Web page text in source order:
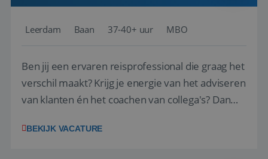
Leerdam Baan 37-40+ uur MBO
Ben jij een ervaren reisprofessional die graag het
verschil maakt? Krijg je energie van het adviseren
van klanten én het coachen van collega's? Dan
(onderdeel van Pelikaan Travel Group) zoeken
BEKIJK VACATURE